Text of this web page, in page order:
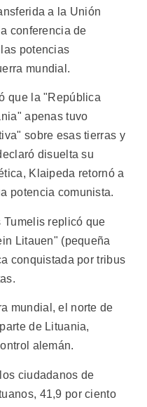
a la Unión
conferencia de
potencias
mundial.
que la "República
apenas tuvo
sobre esas tierras y
disuelta su
Klaipeda retornó a
potencia comunista.
Tumelis replicó que
Litauen" (pequeña
conquistada por tribus
mundial, el norte de
de Lituania,
alemán.
ciudadanos de
41,9 por ciento